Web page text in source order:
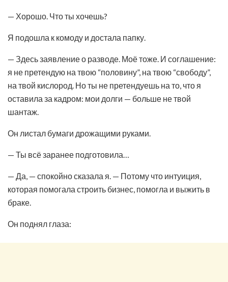
— Хорошо. Что ты хочешь?
Я подошла к комоду и достала папку.
— Здесь заявление о разводе. Моё тоже. И соглашение:
я не претендую на твою “половину”, на твою “свободу”,
на твой кислород. Но ты не претендуешь на то, что я
оставила за кадром: мои долги — больше не твой
шантаж.
Он листал бумаги дрожащими руками.
— Ты всё заранее подготовила…
— Да, — спокойно сказала я. — Потому что интуиция,
которая помогала строить бизнес, помогла и выжить в
браке.
Он поднял глаза: